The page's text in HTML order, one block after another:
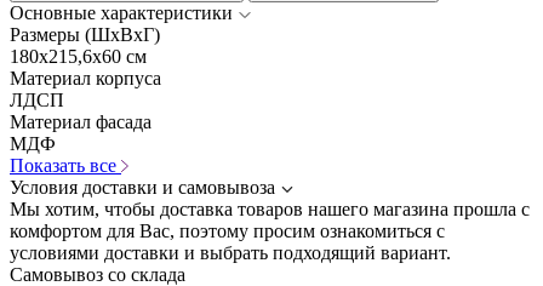
Основные характеристики
Размеры (ШхВхГ)
180x215,6x60 см
Материал корпуса
ЛДСП
Материал фасада
МДФ
Показать все
Условия доставки и самовывоза
Мы хотим, чтобы доставка товаров нашего магазина прошла с
комфортом для Вас, поэтому просим ознакомиться с
условиями доставки и выбрать подходящий вариант.
Самовывоз со склада